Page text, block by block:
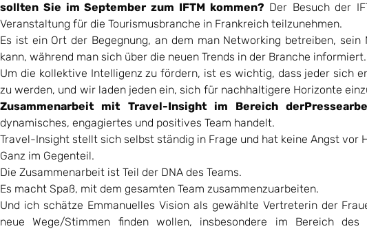
sollten Sie im September zum IFTM kommen? Der Besuch der
Veranstaltung für die Tourismusbranche in Frankreich teilzunehmen.
Es ist ein Ort der Begegnung, an dem man Networking betreiben,
kann, während man sich über die neuen Trends in der Branche informiert.
Um die kollektive Intelligenz zu fördern, ist es wichtig, dass jeder sich
zu werden, und wir laden jeden ein, sich für nachhaltigere Horizonte
Zusammenarbeit mit Travel-Insight im Bereich der
dynamisches, engagiertes und positives Team handelt.
Travel-Insight stellt sich selbst ständig in Frage und hat keine Angst vor
Ganz im Gegenteil.
Die Zusammenarbeit ist Teil der DNA des Teams.
Es macht Spaß, mit dem gesamten Team zusammenzuarbeiten.
Und ich schätze Emmanuelles Vision als gewählte Vertreterin der
neue Wege/Stimmen finden wollen, insbesondere im Bereich des